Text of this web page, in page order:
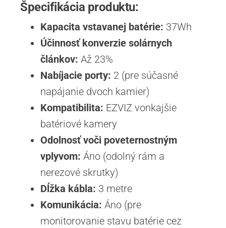
Špecifikácia produktu:
Kapacita vstavanej batérie: 37Wh
Účinnosť konverzie solárnych
článkov: Až 23%
Nabíjacie porty: 2 (pre súčasné
napájanie dvoch kamier)
Kompatibilita: EZVIZ vonkajšie
batériové kamery
Odolnosť voči poveternostným
vplyvom: Áno (odolný rám a
nerezové skrutky)
Dĺžka kábla: 3 metre
Komunikácia: Áno (pre
monitorovanie stavu batérie cez